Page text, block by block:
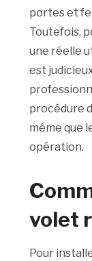
portes et
Toutefois,
une réelle
est
procédure
même que
opération.
volet
Pour